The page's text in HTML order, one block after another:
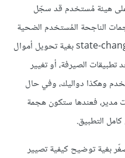
على هيئة مُستخدم قد سجّل
الناجحة المُستخدم الضحية
على إرسال طلبات تغيير أساسية state-changing بغية تحويل أموال
الصيرفة، أو تغيير
وهكذا دواليك، وفي حال
فعندها ستكون هجمة
بغية توضيح كيفية تصيير